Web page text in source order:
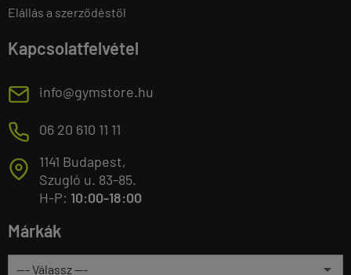
Elállás a szerződéstől
Kapcsolatfelvétel
E info@gymstore.hu
M 06 20 610 11 11
T
1141 Budapest,
Szugló u. 83-85.
H-P: 10:00-18:00
Márkák